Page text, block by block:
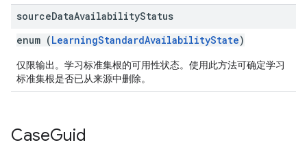
sourceDataAvailabilityStatus
enum (LearningStandardAvailabilityState)
仅限输出。学习标准集根的可用性状态。使用此方法可确定学习
标准集根是否已从来源中删除。
CaseGuid